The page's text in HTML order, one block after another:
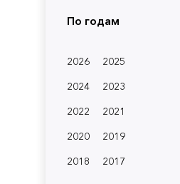
По годам
2026
2025
2024
2023
2022
2021
2020
2019
2018
2017